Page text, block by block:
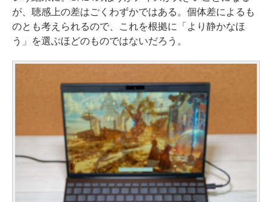
が、聴感上の差はごくわずかではある。個体差によるも
のとも考えられるので、これを根拠に「より静かなほ
う」を選ぶほどのものではないだろう。